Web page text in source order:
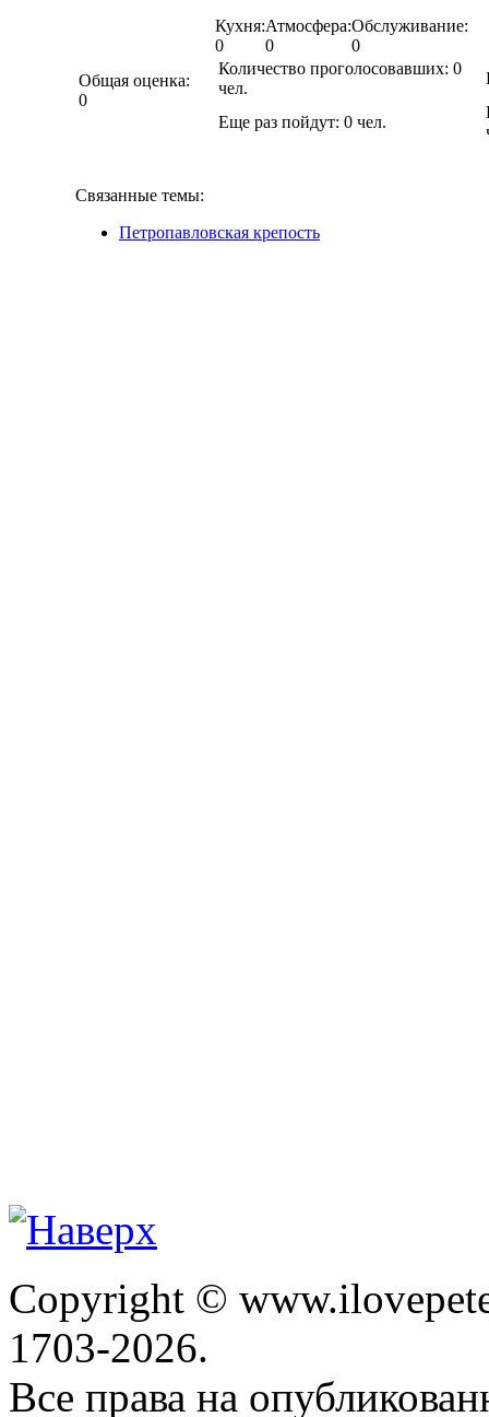
Общая оценка:
0
Кухня:
0
Атмосфера:
0
Обслуживание:
0
Количество проголосовавших: 0
чел.
Еще раз пойдут: 0 чел.
Связанные темы:
Петропавловская крепость
Copyright ©
1703-2026.
Все права на